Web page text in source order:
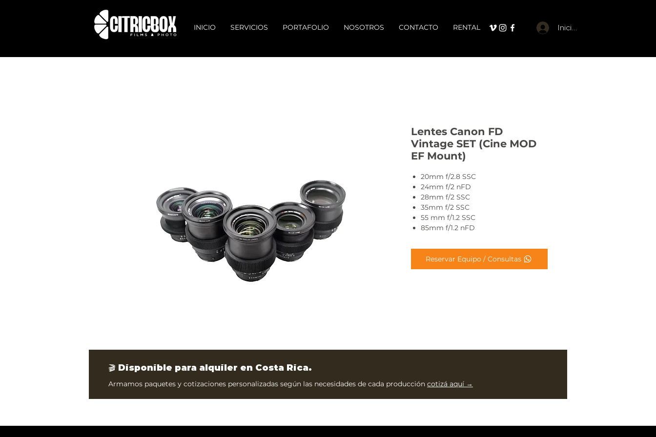
INICIO SERVICIOS PORTAFOLIO NOSOTROS CONTACTO RENTAL Iniciar sesión
Lentes Canon FD
Vintage SET (Cine MOD
EF Mount)
20mm f/2.8 SSC
24mm f/2 nFD
28mm f/2 SSC
35mm f/2 SSC
55 mm f/1.2 SSC
85mm f/1.2 nFD
Reservar Equipo / Consultas
🎬 Disponible para alquiler en Costa Rica.
Armamos paquetes y cotizaciones personalizadas según las necesidades de cada producción cotizá aquí →